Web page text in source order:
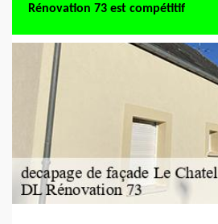
Rénovation 73 est compétitif